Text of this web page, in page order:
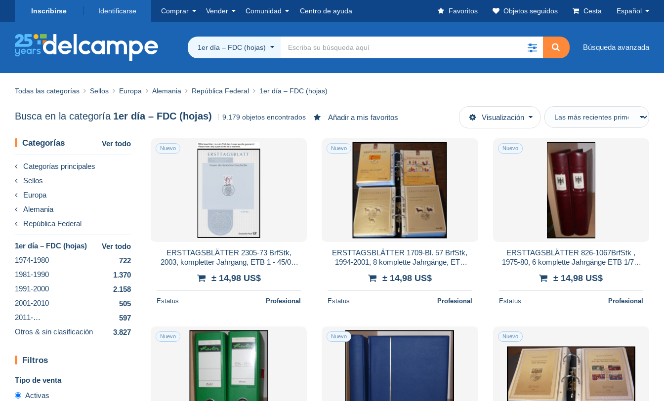
Inscribirse Identificarse Comprar Vender Comunidad Centro de ayuda Favoritos Objetos seguidos Cesta Español
1er día – FDC (hojas) Búsqueda avanzada
Todas las categorías Sellos Europa Alemania República Federal 1er día – FDC (hojas)
Busca en la categoría 1er día – FDC (hojas) 9.179 objetos encontrados Añadir a mis favoritos Visualización
Categorías Ver todo
Categorías principales
Sellos
Europa
Alemania
República Federal
1er día – FDC (hojas)
Ver todo
1974-1980
722
1981-1990
1.370
1991-2000
2.158
2001-2010
505
2011-…
597
Otros & sin clasificación
3.827
Filtros
Tipo de venta
Activas
Nuevo
ERSTTAGSBLÄTTER 2305-73 BrfStk,
2003, kompletter Jahrgang, ETB 1 - 45/03,
± 14,98 US$
Estatus Profesional
Nuevo
ERSTTAGSBLÄTTER 1709-Bl. 57 BrfStk,
1994-2001, 8 komplette Jahrgänge, ETB
± 14,98 US$
Estatus Profesional
Nuevo
ERSTTAGSBLÄTTER 826-1067BrfStk ,
1975-80, 6 komplette Jahrgänge ETB 1/75-
Pra
± 14,98 US$
Estatus Profesional
Nuevo Nuevo Nuevo